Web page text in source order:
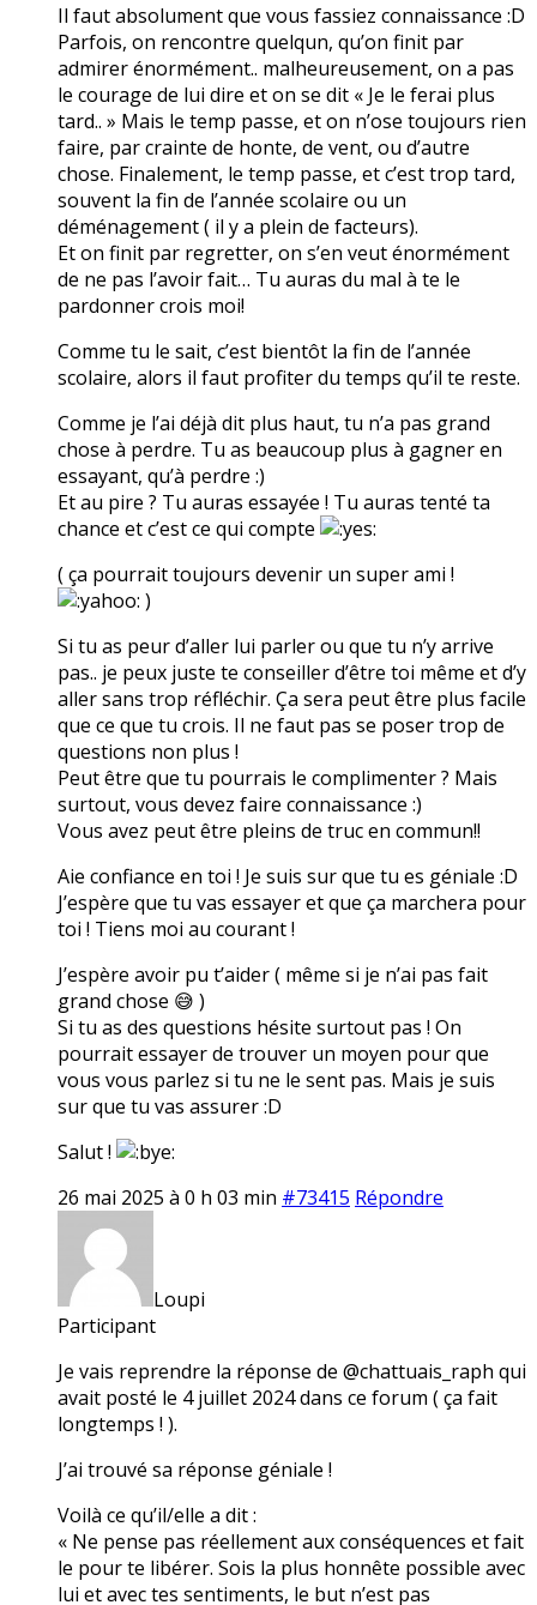
Il faut absolument que vous fassiez connaissance :D
Parfois, on rencontre quelqun, qu’on finit par
admirer énormément.. malheureusement, on a pas
le courage de lui dire et on se dit « Je le ferai plus
tard.. » Mais le temp passe, et on n’ose toujours rien
faire, par crainte de honte, de vent, ou d’autre
chose. Finalement, le temp passe, et c’est trop tard,
souvent la fin de l’année scolaire ou un
déménagement ( il y a plein de facteurs).
Et on finit par regretter, on s’en veut énormément
de ne pas l’avoir fait… Tu auras du mal à te le
pardonner crois moi!
Comme tu le sait, c’est bientôt la fin de l’année
scolaire, alors il faut profiter du temps qu’il te reste.
Comme je l’ai déjà dit plus haut, tu n’a pas grand
chose à perdre. Tu as beaucoup plus à gagner en
essayant, qu’à perdre :)
Et au pire ? Tu auras essayée ! Tu auras tenté ta
chance et c’est ce qui compte
( ça pourrait toujours devenir un super ami !
)
Si tu as peur d’aller lui parler ou que tu n’y arrive
pas.. je peux juste te conseiller d’être toi même et d’y
aller sans trop réfléchir. Ça sera peut être plus facile
que ce que tu crois. Il ne faut pas se poser trop de
questions non plus !
Peut être que tu pourrais le complimenter ? Mais
surtout, vous devez faire connaissance :)
Vous avez peut être pleins de truc en commun!!
Aie confiance en toi ! Je suis sur que tu es géniale :D
J’espère que tu vas essayer et que ça marchera pour
toi ! Tiens moi au courant !
J’espère avoir pu t’aider ( même si je n’ai pas fait
grand chose 😅 )
Si tu as des questions hésite surtout pas ! On
pourrait essayer de trouver un moyen pour que
vous vous parlez si tu ne le sent pas. Mais je suis
sur que tu vas assurer :D
Salut !
26 mai 2025 à 0 h 03 min #73415 Répondre
Loupi
Participant
Je vais reprendre la réponse de @chattuais_raph qui
avait posté le 4 juillet 2024 dans ce forum ( ça fait
longtemps ! ).
J’ai trouvé sa réponse géniale !
Voilà ce qu’il/elle a dit :
« Ne pense pas réellement aux conséquences et fait
le pour te libérer. Sois la plus honnête possible avec
lui et avec tes sentiments, le but n’est pas